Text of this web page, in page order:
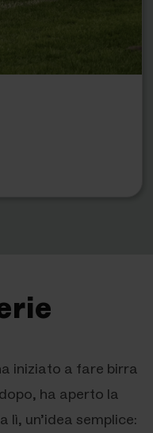
iniziato a fare birra
ha aperto la
lì, un’idea semplice: